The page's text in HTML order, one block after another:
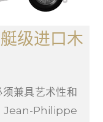
级进口木
兼具艺术性和
Jean-Philippe